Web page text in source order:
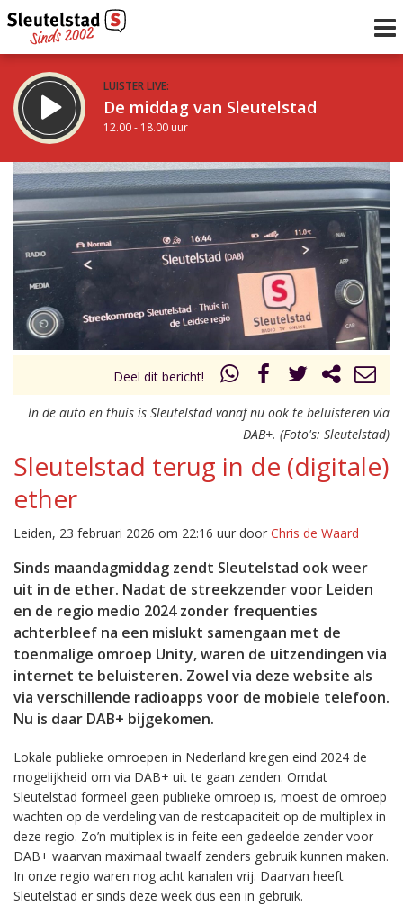
LUISTER LIVE:
De middag van Sleutelstad
12.00 - 18.00 uur
STRAKS:
De vrijdagavond met Keanu
18.00 - 19.00 uur
Vorig uur
uur 1 van 0 Volgend uur
Deel dit bericht!
In de auto en thuis is Sleutelstad vanaf nu ook te beluisteren via
DAB+. (Foto's: Sleutelstad)
Sleutelstad terug in de (digitale)
ether
Leiden, 23 februari 2026 om 22:16 uur door Chris de Waard
Sinds maandagmiddag zendt Sleutelstad ook weer
uit in de ether. Nadat de streekzender voor Leiden
en de regio medio 2024 zonder frequenties
achterbleef na een mislukt samengaan met de
toenmalige omroep Unity, waren de uitzendingen via
internet te beluisteren. Zowel via deze website als
via verschillende radioapps voor de mobiele telefoon.
Nu is daar DAB+ bijgekomen.
Lokale publieke omroepen in Nederland kregen eind 2024 de
mogelijkheid om via DAB+ uit te gaan zenden. Omdat
Sleutelstad formeel geen publieke omroep is, moest de omroep
wachten op de verdeling van de restcapaciteit op de multiplex in
deze regio. Zo’n multiplex is in feite een gedeelde zender voor
DAB+ waarvan maximaal twaalf zenders gebruik kunnen maken.
In onze regio waren nog acht kanalen vrij. Daarvan heeft
Sleutelstad er sinds deze week dus een in gebruik.